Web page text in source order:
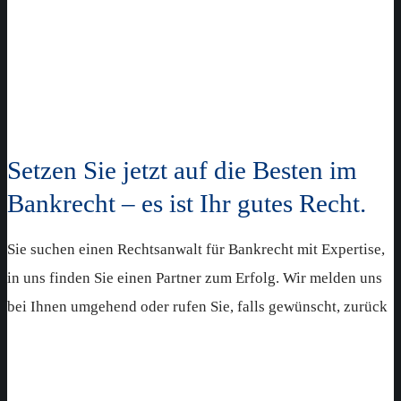
Setzen Sie jetzt auf die Besten im
Bankrecht – es ist Ihr gutes Recht.
Sie suchen einen Rechtsanwalt für Bankrecht mit Expertise,
in uns finden Sie einen Partner zum Erfolg. Wir melden uns
bei Ihnen umgehend oder rufen Sie, falls gewünscht, zurück